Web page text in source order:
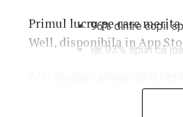
96% dintre copii
iar 93% spun că
Rutinele aglomerate
Primul lucru pe care
Well, disponibila in App
activitatile de